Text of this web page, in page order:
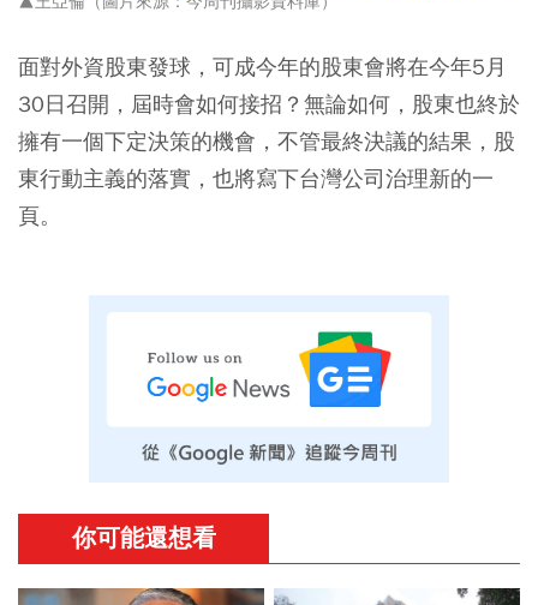
面對外資股東發球，可成今年的股東會將在今年5月
30日召開，屆時會如何接招？無論如何，股東也終於
擁有一個下定決策的機會，不管最終決議的結果，股
東行動主義的落實，也將寫下台灣公司治理新的一
頁。